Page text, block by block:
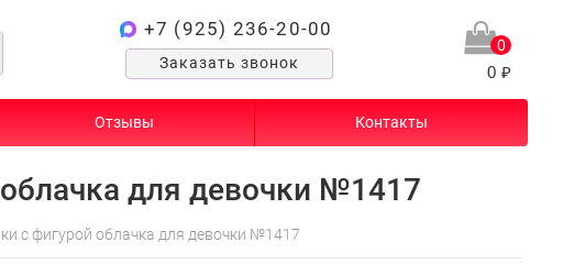
+7 (925) 236-20-00
Заказать звонок
0
0 ₽
Отзывы Контакты
для девочки №1417
с фигурой облачка для девочки №1417